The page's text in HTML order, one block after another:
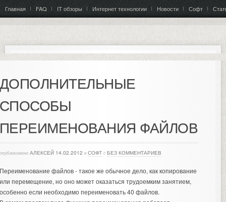
Главная FAQ IT обзоры Интернет технологии Новости Софт
ФАЙЛОВ
АЛЕКСЕЙ 14.02.2012 в СОФТ с БЕЗ КОММЕНТАРИЕВ
файлов - такое же обычное дело, как копирование
перемещение, но оно может оказаться трудоемким занятием,
если необходимо переименовать 40 файлов.